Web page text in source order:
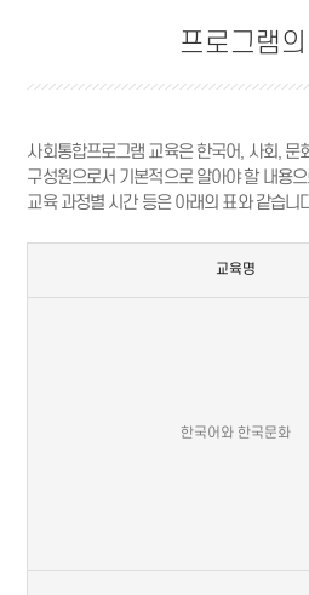
프로그램
사회통합프로그램 교육은 한국어, 사회, 문
구성원으로서 기본적으로 알아야 할 내용
교육 과정별 시간 등은 아래의 표와 같습니
교육명
한국어와 한국문화